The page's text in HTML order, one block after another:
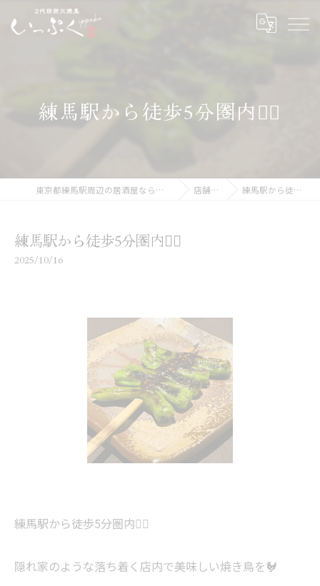
練馬駅から徒歩5分圏内🚶‍♀️
東京都練馬駅周辺の居酒屋なら二代目炭火焼鳥いっぷく 店舗ブログ 練馬駅から徒歩5分圏内🚶‍♀️
練馬駅から徒歩5分圏内🚶‍♀️
2025/10/16
練馬駅から徒歩5分圏内🚶‍♀️
隠れ家のような落ち着く店内で美味しい焼き鳥を🐓